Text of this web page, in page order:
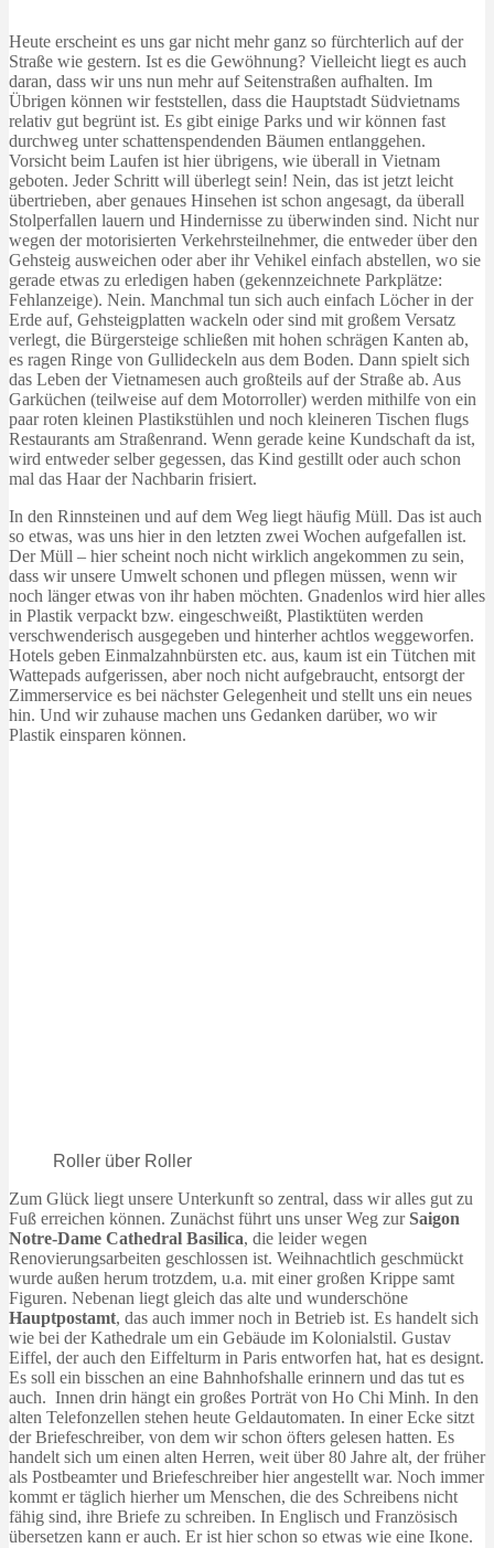
Heute erscheint es uns gar nicht mehr ganz so fürchterlich auf der
Straße wie gestern. Ist es die Gewöhnung? Vielleicht liegt es auch
daran, dass wir uns nun mehr auf Seitenstraßen aufhalten. Im
Übrigen können wir feststellen, dass die Hauptstadt Südvietnams
relativ gut begrünt ist. Es gibt einige Parks und wir können fast
durchweg unter schattenspendenden Bäumen entlanggehen.
Vorsicht beim Laufen ist hier übrigens, wie überall in Vietnam
geboten. Jeder Schritt will überlegt sein! Nein, das ist jetzt leicht
übertrieben, aber genaues Hinsehen ist schon angesagt, da überall
Stolperfallen lauern und Hindernisse zu überwinden sind. Nicht nur
wegen der motorisierten Verkehrsteilnehmer, die entweder über den
Gehsteig ausweichen oder aber ihr Vehikel einfach abstellen, wo sie
gerade etwas zu erledigen haben (gekennzeichnete Parkplätze:
Fehlanzeige). Nein. Manchmal tun sich auch einfach Löcher in der
Erde auf, Gehsteigplatten wackeln oder sind mit großem Versatz
verlegt, die Bürgersteige schließen mit hohen schrägen Kanten ab,
es ragen Ringe von Gullideckeln aus dem Boden. Dann spielt sich
das Leben der Vietnamesen auch großteils auf der Straße ab. Aus
Garküchen (teilweise auf dem Motorroller) werden mithilfe von ein
paar roten kleinen Plastikstühlen und noch kleineren Tischen flugs
Restaurants am Straßenrand. Wenn gerade keine Kundschaft da ist,
wird entweder selber gegessen, das Kind gestillt oder auch schon
mal das Haar der Nachbarin frisiert.
In den Rinnsteinen und auf dem Weg liegt häufig Müll. Das ist auch
so etwas, was uns hier in den letzten zwei Wochen aufgefallen ist.
Der Müll – hier scheint noch nicht wirklich angekommen zu sein,
dass wir unsere Umwelt schonen und pflegen müssen, wenn wir
noch länger etwas von ihr haben möchten. Gnadenlos wird hier alles
in Plastik verpackt bzw. eingeschweißt, Plastiktüten werden
verschwenderisch ausgegeben und hinterher achtlos weggeworfen.
Hotels geben Einmalzahnbürsten etc. aus, kaum ist ein Tütchen mit
Wattepads aufgerissen, aber noch nicht aufgebraucht, entsorgt der
Zimmerservice es bei nächster Gelegenheit und stellt uns ein neues
hin. Und wir zuhause machen uns Gedanken darüber, wo wir
Plastik einsparen können.
Roller über Roller
Zum Glück liegt unsere Unterkunft so zentral, dass wir alles gut zu
Fuß erreichen können. Zunächst führt uns unser Weg zur Saigon
Notre-Dame Cathedral Basilica, die leider wegen
Renovierungsarbeiten geschlossen ist. Weihnachtlich geschmückt
wurde außen herum trotzdem, u.a. mit einer großen Krippe samt
Figuren. Nebenan liegt gleich das alte und wunderschöne
Hauptpostamt, das auch immer noch in Betrieb ist. Es handelt sich
wie bei der Kathedrale um ein Gebäude im Kolonialstil. Gustav
Eiffel, der auch den Eiffelturm in Paris entworfen hat, hat es designt.
Es soll ein bisschen an eine Bahnhofshalle erinnern und das tut es
auch. Innen drin hängt ein großes Porträt von Ho Chi Minh. In den
alten Telefonzellen stehen heute Geldautomaten. In einer Ecke sitzt
der Briefeschreiber, von dem wir schon öfters gelesen hatten. Es
handelt sich um einen alten Herren, weit über 80 Jahre alt, der früher
als Postbeamter und Briefeschreiber hier angestellt war. Noch immer
kommt er täglich hierher um Menschen, die des Schreibens nicht
fähig sind, ihre Briefe zu schreiben. In Englisch und Französisch
übersetzen kann er auch. Er ist hier schon so etwas wie eine Ikone.